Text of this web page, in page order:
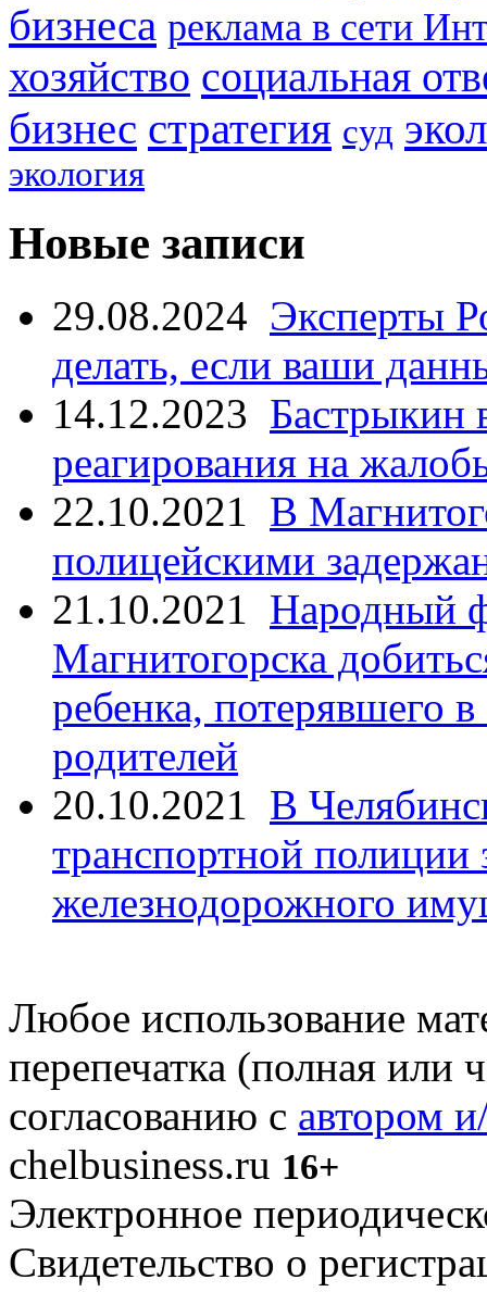
бизнеса реклама в сети
хозяйство социальная
бизнес стратегия суд
экология
Новые записи
29.08.2024 Эксперты
делать, если ваши
14.12.2023 Бастрыкин
реагирования на
22.10.2021 В
полицейскими
21.10.2021 Народный
Магнитогорска
ребенка, потерявшего
родителей
20.10.2021 В
транспортной
железнодорожного
Любое использование
перепечатка (полная или
согласованию с автором
chelbusiness.ru 16+
Электронное
Свидетельство о